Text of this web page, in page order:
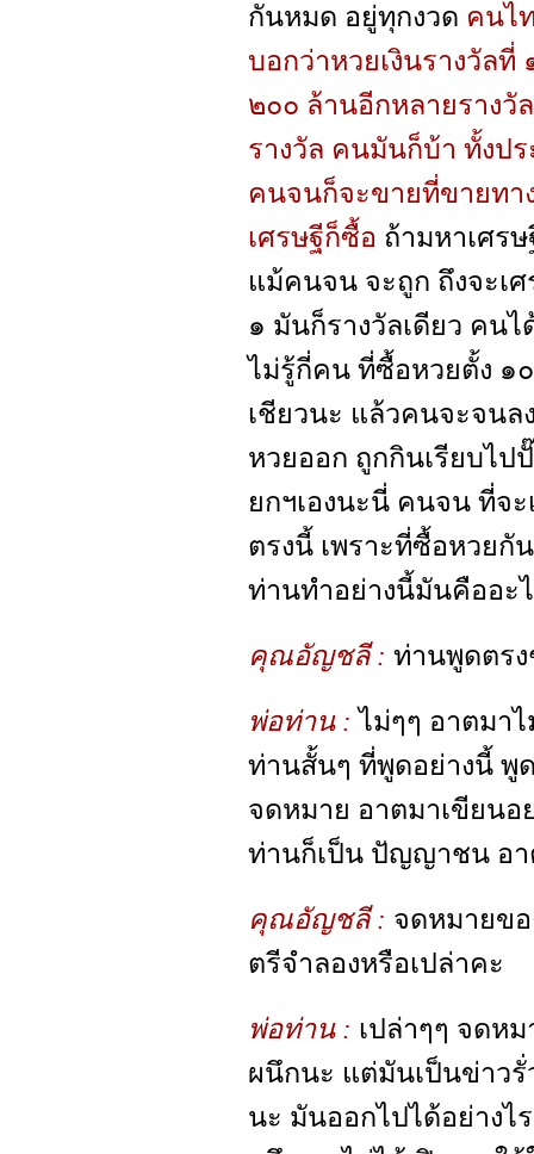
กันหมด อยู่ทุกงวด คนไ
บอกว่าหวยเงินรางวัลที่
๒๐๐ ล้านอีกหลายรางวั
รางวัล คนมันก็บ้า ทั้งป
คนจนก็จะขายที่ขายทา
เศรษฐีก็ซื้อ ถ้ามหาเศร
แม้คนจน จะถูก ถึงจะเ
๑ มันก็รางวัลเดียว คน
ไม่รู้กี่คน ที่ซื้อหวยตั้ง ๑
เชียวนะ แล้วคนจะจนล
หวยออก ถูกกินเรียบไ
ยกฯเองนะนี่ คนจน ที่จ
ตรงนี้ เพราะที่ซื้อหวย
ท่านทำอย่างนี้มันคืออะ
คุณอัญชลี : ท่านพูดตรง
พ่อท่าน : ไม่ๆๆ อาตมา
ท่านสั้นๆ ที่พูดอย่างนี้ พู
จดหมาย อาตมาเขียนอ
ท่านก็เป็น ปัญญาชน อ
คุณอัญชลี : จดหมายข
ตรีจำลองหรือเปล่าคะ
พ่อท่าน : เปล่าๆๆ จดห
ผนึกนะ แต่มันเป็นข่าวรั่
นะ มันออกไปได้อย่าง